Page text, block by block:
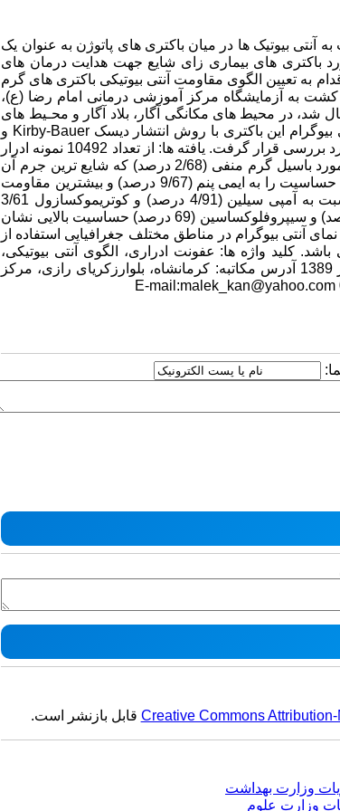
و هدف: مقاومت نسبت به آنتی بیوتیک ها در میان باکتری های پاتوژن به عنوان یک
باکتری های بیماری زای شایع جهت هدایت درمان های
به تعیین الگوی مقاومت آنتی بیوتیکی باکتری های گرم
کشت به آزمایشگاه مرکز آموزشی درمانی امام رضا (ع)،
علوم پزشکی کرمانشاه طی مدت 12 ماه (فروردین تا اسفند 85) ارسال شد، در محیط های مکانگی آگار، بلاد آگار و محـیط های
کشت افـتراقی و تشخیصی باکتری های گرم منفی کشت گردید و پس از آن، الگوی آنتی بیوگرام این باکتری با روش انتشار دیسک Kirby-Bauer و
هاله عدم رشد، طبق استاندارد های کمیته ملی برای آزمایشگاه های بالینی NCCLS)) مورد بررسی قرار گرفت. یافته ها: از تعداد 10492 نمونه ادرار
کشت داده شده 1815 مورد کشت مثبت (29/17 درصد) بدست آمده از این تعداد 1239 مورد باسیل گرم منفی (2/68 درصد) که شایع ترین جرم آن
E.coli با 3/66 درصد بود. به لحاظ حساسیت آنتی بیوتیکی باسیل های گرم منفی بیشترین حساسیت را به ایمی پنم (9/67 درصد) و بیشترین مقاومت
را به آمپی سیلین (6/91 درصد ) نشان دادند. در نمونه های E.coli بیشترین مقاومت نسبت به آمپی سیلین (4/91 درصد) و کوتریموکسازول 3/61
درصد دیده شد. در ضمن مشخص گردید که پسودوموناس تنها در برابر ایمی پنم (100 درصد) و سیپروفلوکساسین (69 درصد) حساسیت بالایی نشان
آنتی بیوگرام در مناطق مختلف جغرافیایی استفاده از
کلید واژه ها: عفونت ادراری، الگوی آنتی بیوتیکی،
باسیل گرم منفی مجله پزشکی ارومیه، دوره بیست و یکم، شماره‌ اول، ص 86-80، بهار 1389 آدرس مکاتبه: کرمانشاه، بلوارزکریای رازی، مرکز
Creative Commons قابل بازنشر است.
وزارت بهداشت
وزارت علوم